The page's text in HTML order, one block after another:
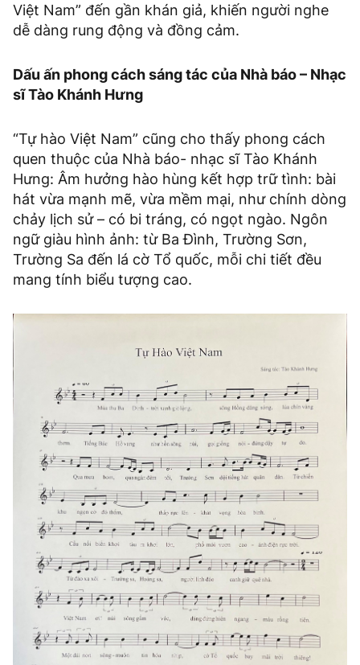
Việt Nam” đến gần khán giả, khiến người nghe
dễ dàng rung động và đồng cảm.
Dấu ấn phong cách sáng tác của Nhà báo – Nhạc
sĩ Tào Khánh Hưng
“Tự hào Việt Nam” cũng cho thấy phong cách
quen thuộc của Nhà báo- nhạc sĩ Tào Khánh
Hưng: Âm hưởng hào hùng kết hợp trữ tình: bài
hát vừa mạnh mẽ, vừa mềm mại, như chính dòng
chảy lịch sử – có bi tráng, có ngọt ngào. Ngôn
ngữ giàu hình ảnh: từ Ba Đình, Trường Sơn,
Trường Sa đến lá cờ Tổ quốc, mỗi chi tiết đều
mang tính biểu tượng cao.